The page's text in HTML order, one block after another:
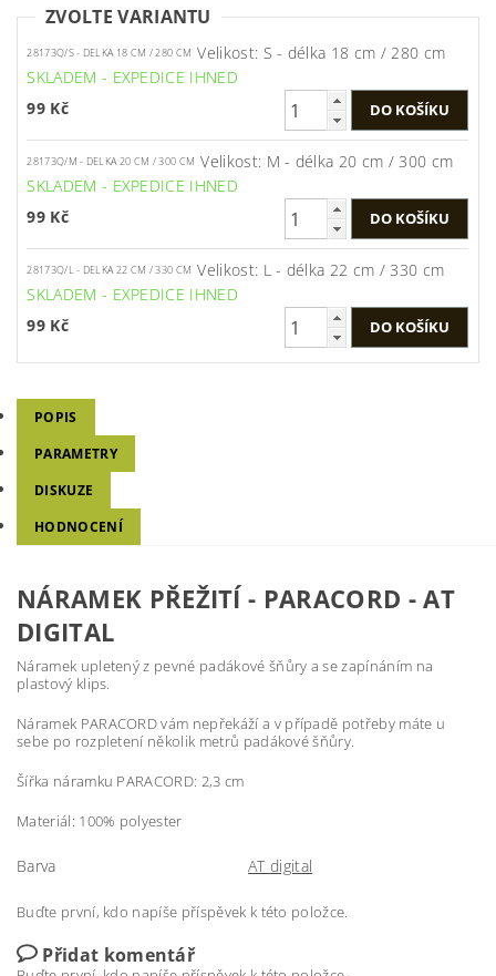
ZVOLTE VARIANTU
28173Q/S - DELKA 18 CM / 280 CM Velikost: S - délka 18 cm / 280 cm
SKLADEM - EXPEDICE IHNED
99 Kč
28173Q/M - DELKA 20 CM / 300 CM Velikost: M - délka 20 cm / 300 cm
SKLADEM - EXPEDICE IHNED
99 Kč
28173Q/L - DELKA 22 CM / 330 CM Velikost: L - délka 22 cm / 330 cm
SKLADEM - EXPEDICE IHNED
99 Kč
POPIS
PARAMETRY
DISKUZE
HODNOCENÍ
NÁRAMEK PŘEŽITÍ - PARACORD - AT
DIGITAL
Náramek upletený z pevné padákové šňůry a se zapínáním na
plastový klips.
Náramek PARACORD vám nepřekáží a v případě potřeby máte u
sebe po rozpletení několik metrů padákové šňůry.
Šířka náramku PARACORD: 2,3 cm
Materiál: 100% polyester
Barva AT digital
Buďte první, kdo napíše příspěvek k této položce.
Přidat komentář